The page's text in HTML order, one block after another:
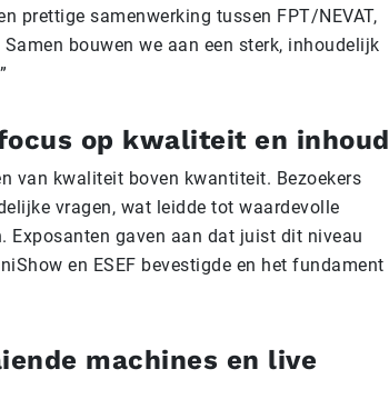
prettige samenwerking tussen FPT/NEVAT,
bouwen we aan een sterk, inhoudelijk
op kwaliteit en inhoud
van kwaliteit boven kwantiteit. Bezoekers
vragen, wat leidde tot waardevolle
Exposanten gaven aan dat juist dit niveau
en ESEF bevestigde en het fundament
machines en live